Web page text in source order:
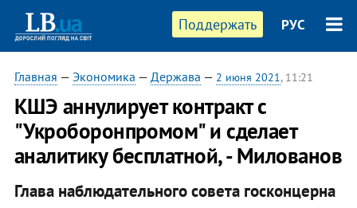
Поддержать РУС
Главная — Экономика — Держава — 2 июня 2021, 11:21
КШЭ аннулирует контракт с
"Укроборонпромом" и сделает
аналитику бесплатной, - Милованов
Глава наблюдательного совета госконцерна